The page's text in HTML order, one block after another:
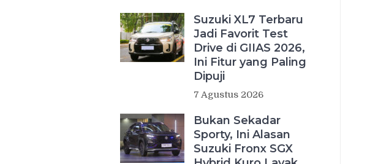
Suzuki XL7 Terbaru
Jadi Favorit Test
Drive di GIIAS 2026,
Ini Fitur yang Paling
Dipuji
7 Agustus 2026
Bukan Sekadar
Sporty, Ini Alasan
Suzuki Fronx SGX